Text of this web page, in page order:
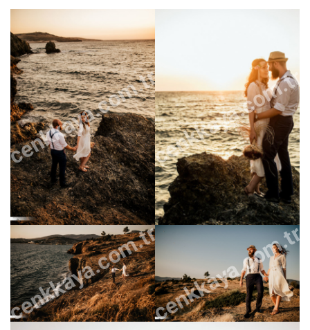
cenkkaya.com.trcenkkaya.com.tr
cenkkaya.com.trcenkkaya.com.tr